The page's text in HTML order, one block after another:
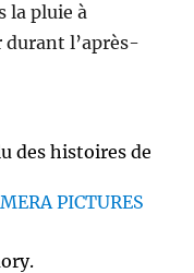
la pluie à
durant l’après-
des histoires de